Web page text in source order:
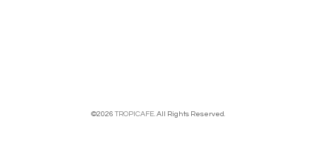
©2026TROPICAFE. All Rights Reserved.